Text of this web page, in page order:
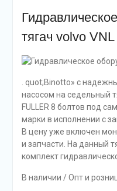
тягач volvo VNL
. quot;Binotto» с
насосом на седельный
FULLER 8 болтов под
марки в исполнении с
В цену уже включен
и запчасти. На данный
комплект
В наличии / Опт и